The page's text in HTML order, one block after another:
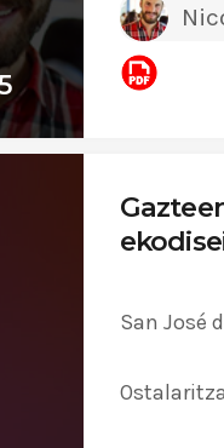
San José